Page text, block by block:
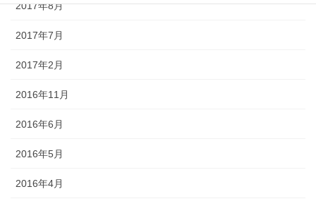
2017年8月
2017年7月
2017年2月
2016年11月
2016年6月
2016年5月
2016年4月